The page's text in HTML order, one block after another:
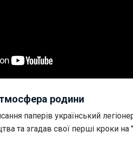
родини
паперів український
та згадав свої перші кроки на